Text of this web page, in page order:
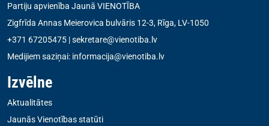
Partiju apvienība Jaunā VIENOTĪBA
Zigfrīda Annas Meierovica bulvāris 12-3, Rīga, LV-1050
+371 67205475 |sekretare@vienotiba.lv
Medijiem saziņai: informacija@vienotiba.lv
Izvēlne
Aktualitātes
Jaunās Vienotības statūti